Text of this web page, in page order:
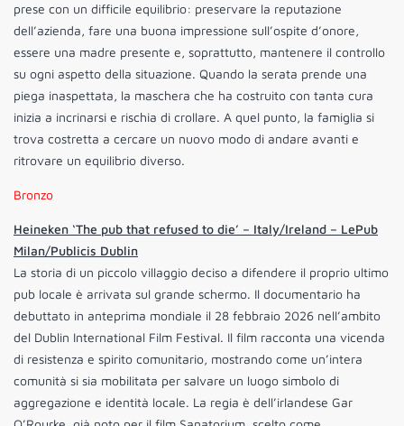
prese con un difficile equilibrio: preservare la reputazione
dell’azienda, fare una buona impressione sull’ospite d’onore,
essere una madre presente e, soprattutto, mantenere il controllo
su ogni aspetto della situazione. Quando la serata prende una
piega inaspettata, la maschera che ha costruito con tanta cura
inizia a incrinarsi e rischia di crollare. A quel punto, la famiglia si
trova costretta a cercare un nuovo modo di andare avanti e
ritrovare un equilibrio diverso.
Bronzo
Heineken ‘The pub that refused to die’ – Italy/Ireland – LePub
Milan/Publicis Dublin
La storia di un piccolo villaggio deciso a difendere il proprio ultimo
pub locale è arrivata sul grande schermo. Il documentario ha
debuttato in anteprima mondiale il 28 febbraio 2026 nell’ambito
del Dublin International Film Festival. Il film racconta una vicenda
di resistenza e spirito comunitario, mostrando come un’intera
comunità si sia mobilitata per salvare un luogo simbolo di
aggregazione e identità locale. La regia è dell’irlandese Gar